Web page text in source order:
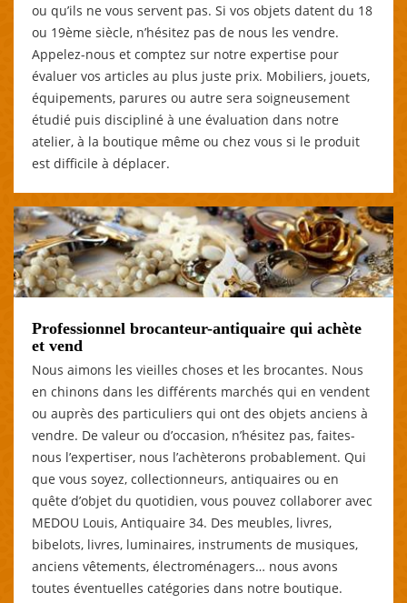
ou qu’ils ne vous servent pas. Si vos objets datent du 18
ou 19ème siècle, n’hésitez pas de nous les vendre.
Appelez-nous et comptez sur notre expertise pour
évaluer vos articles au plus juste prix. Mobiliers, jouets,
équipements, parures ou autre sera soigneusement
étudié puis discipliné à une évaluation dans notre
atelier, à la boutique même ou chez vous si le produit
est difficile à déplacer.
Professionnel brocanteur-antiquaire qui achète
et vend
Nous aimons les vieilles choses et les brocantes. Nous
en chinons dans les différents marchés qui en vendent
ou auprès des particuliers qui ont des objets anciens à
vendre. De valeur ou d’occasion, n’hésitez pas, faites-
nous l’expertiser, nous l’achèterons probablement. Qui
que vous soyez, collectionneurs, antiquaires ou en
quête d’objet du quotidien, vous pouvez collaborer avec
MEDOU Louis, Antiquaire 34. Des meubles, livres,
bibelots, livres, luminaires, instruments de musiques,
anciens vêtements, électroménagers… nous avons
toutes éventuelles catégories dans notre boutique.